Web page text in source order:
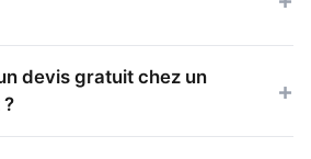
devis gratuit chez un